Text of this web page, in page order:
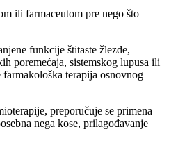
ili farmaceutom pre nego što
funkcije štitaste žlezde,
poremećaja, sistemskog lupusa ili
farmakološka terapija osnovnog
preporučuje se primena
nega kose, prilagođavanje